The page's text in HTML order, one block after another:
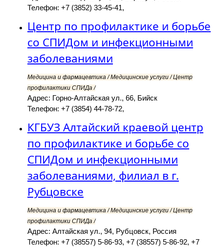
Телефон: +7 (3852) 33-45-41,
Центр по профилактике и борьбе
со СПИДом и инфекционными
заболеваниями
Медицина и фармацевтика / Медицинские услуги / Центр
профилактики СПИДа /
Адрес: Горно-Алтайская ул., 66, Бийск
Телефон: +7 (3854) 44-78-72,
КГБУЗ Алтайский краевой центр
по профилактике и борьбе со
СПИДом и инфекционными
заболеваниями, филиал в г.
Рубцовске
Медицина и фармацевтика / Медицинские услуги / Центр
профилактики СПИДа /
Адрес: Алтайская ул., 94, Рубцовск, Россия
Телефон: +7 (38557) 5-86-93, +7 (38557) 5-86-92, +7